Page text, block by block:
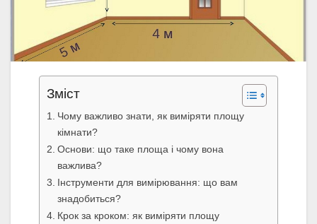
Зміст
Чому важливо знати, як виміряти площу
кімнати?
Основи: що таке площа і чому вона
важлива?
Інструменти для вимірювання: що вам
знадобиться?
Крок за кроком: як виміряти площу